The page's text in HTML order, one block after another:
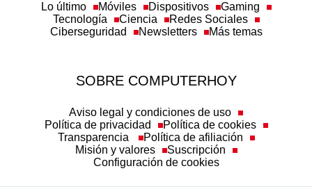
Lo último Móviles Dispositivos
Gaming
Tecnología
Ciencia
Redes Sociales
Ciberseguridad
Newsletters Más temas
SOBRE COMPUTERHOY
Aviso legal y condiciones de uso
Política de privacidad
Política de cookies
Transparencia
Política de afiliación
Misión y valores
Suscripción
Configuración de cookies